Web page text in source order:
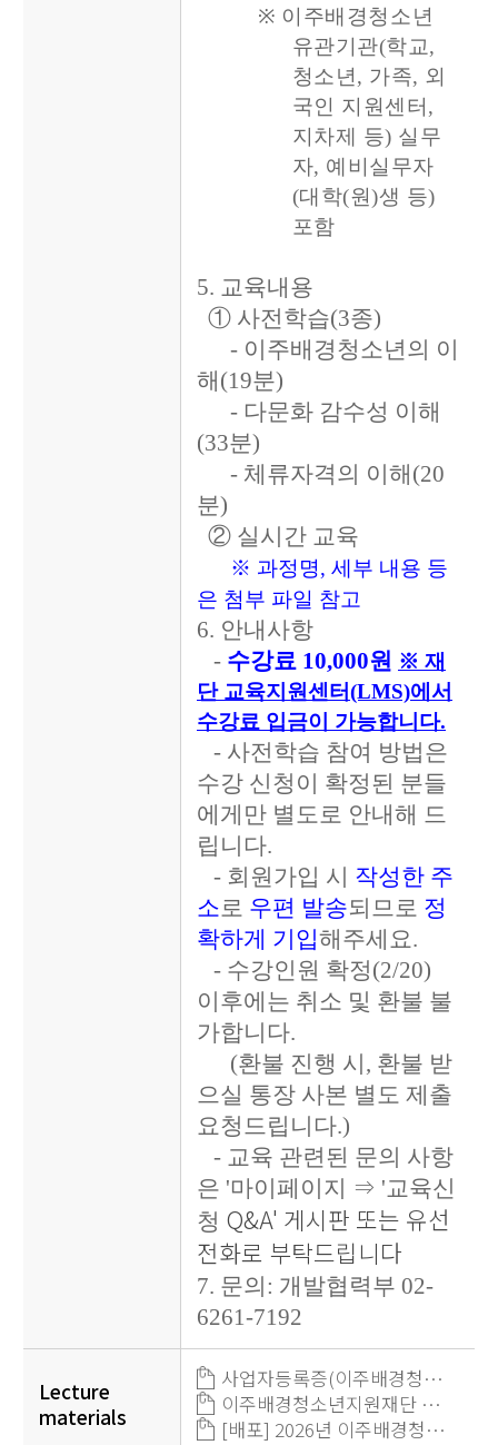
※ 이주배경청소년
유관기관(학교,
청소년, 가족, 외
국인 지원센터,
지차제 등) 실무
자, 예비실무자
(대학(원)생 등)
포함
5. 교육내용
① 사전학습(3종)
- 이주배경청소년의 이
해(19분)
- 다문화 감수성 이해
(33분)
- 체류자격의 이해(20
분)
②실시간 교육
※ 과정명, 세부 내용 등
은 첨부 파일 참고
6. 안내사항
- 수강료 10,000원 ※ 재
단 교육지원센터(LMS)에서
수강료 입금이 가능합니다.
- 사전학습 참여 방법은
수강 신청이 확정된 분들
에게만 별도로 안내해 드
립니다.
- 회원가입 시 작성한 주
소로 우편 발송되므로 정
확하게 기입해주세요.
- 수강인원 확정(2/20)
이후에는 취소 및 환불 불
가합니다.
(환불 진행 시, 환불 받
으실 통장 사본 별도 제출
요청드립니다.)
- 교육 관련된 문의 사항
은 '마이페이지 ⇒ '교육신
청 Q&A' 게시판 또는 유선
전화로 부탁드립니다
7. 문의: 개발협력부 02-
6261-7192
Lecture
materials
사업자등록증(이주배경청소년지원재단).pdf (17,408byte)
이주배경청소년지원재단 통장사본(실무자과정).pdf (17,408byte)
[배포] 2026년 이주배경청소년 유관기관 실무자 교육과정(1차) 안내.hwp (17,408byte)